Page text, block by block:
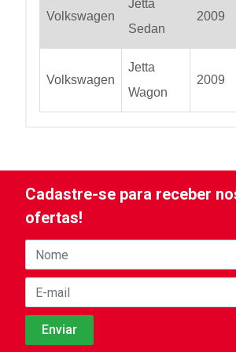
Volkswagen
Jetta
Sedan
2009
Volkswagen
Jetta
Wagon
2009
Cadastre-se para receber
ofertas!